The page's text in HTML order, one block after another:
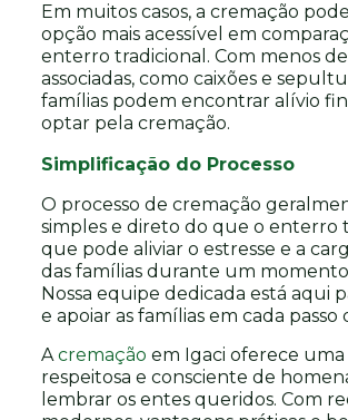
Em muitos casos, a cremação
opção mais acessível em
enterro tradicional. Com menos
associadas, como caixões e
famílias podem encontrar alívio
optar pela cremação.
Simplificação do Processo
O processo de cremação
simples e direto do que o enterro
que pode aliviar o estresse e a
das famílias durante um
Nossa equipe dedicada está aqui
e apoiar as famílias em cada passo
Acremação em Igaci oferece uma
respeitosa e consciente de
lembrar os entes queridos. Com